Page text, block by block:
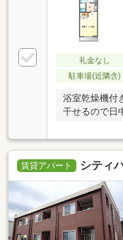
礼金なし
駐車場(近隣含)
浴室乾燥機付
干せるので日
賃貸アパート シティ